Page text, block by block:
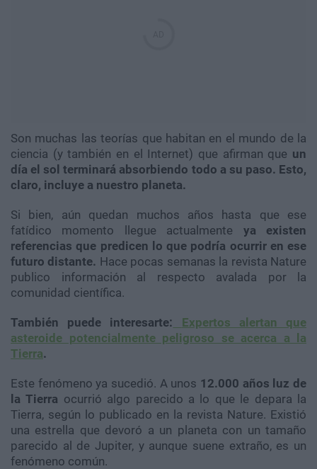
Son muchas las teorías que habitan en el mundo de la
ciencia (y también en el Internet) que afirman que un
día el sol terminará absorbiendo todo a su paso. Esto,
claro, incluye a nuestro planeta.
Si bien, aún quedan muchos años hasta que ese
fatídico momento llegue actualmente ya existen
referencias que predicen lo que podría ocurrir en ese
futuro distante. Hace pocas semanas la revista Nature
publico información al respecto avalada por la
comunidad científica.
También puede interesarte:
Expertos alertan que
asteroide potencialmente peligroso se acerca a la
Tierra.
Este fenómeno ya sucedió. A unos 12.000 años luz de
la Tierra ocurrió algo parecido a lo que le depara la
Tierra, según lo publicado en la revista Nature. Existió
una estrella que devoró a un planeta con un tamaño
parecido al de Jupiter, y aunque suene extraño, es un
fenómeno común.